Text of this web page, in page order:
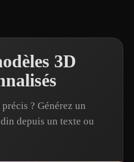
3D
? Générez un
depuis un texte ou